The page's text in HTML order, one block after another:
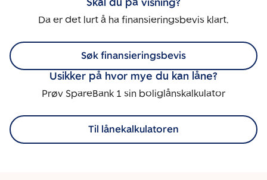
Skal du på visning?
Da er det lurt å ha finansieringsbevis klart.
Søk finansieringsbevis
Usikker på hvor mye du kan låne?
Prøv SpareBank 1 sin boliglånskalkulator
Til lånekalkulatoren